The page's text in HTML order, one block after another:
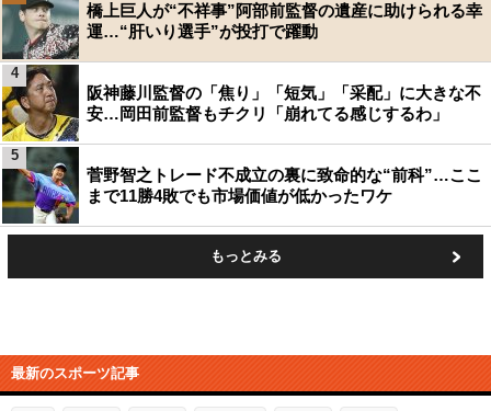
橋上巨人が“不祥事”阿部前監督の遺産に助けられる幸
運…“肝いり選手”が投打で躍動
阪神藤川監督の「焦り」「短気」「采配」に大きな不
安…岡田前監督もチクリ「崩れてる感じするわ」
4
菅野智之トレード不成立の裏に致命的な“前科”…ここ
まで11勝4敗でも市場価値が低かったワケ
5
もっとみる
最新のスポーツ記事